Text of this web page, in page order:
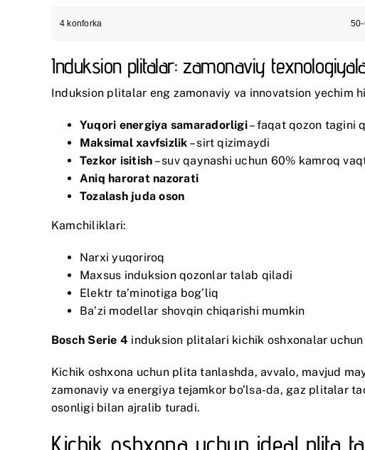
4 konforka
Induksion plitalar: zamonaviy
Induksion plitalar eng zamonaviy va innovatsion yechim
Yuqori energiya samaradorligi– faqat qozon tagini
Maksimal xavfsizlik – sirt qizimaydi
Tezkor isitish – suv qaynashi uchun 60% kamroq
Aniq harorat nazorati
Tozalash juda oson
Kamchiliklari:
Narxi yuqoriroq
Maxsus induksion qozonlar talab qiladi
Elektr ta’minotiga bog’liq
Ba’zi modellar shovqin chiqarishi mumkin
Bosch Serie 4 induksion plitalari kichik oshxonalar
Kichik oshxona uchun plita tanlashda, avvalo, mavjud
zamonaviy va energiya tejamkor bo’lsa-da, gaz plitalar
osonligi bilan ajralib turadi.